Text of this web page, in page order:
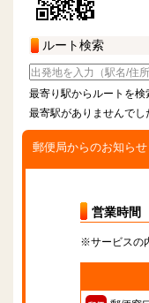
ルート検索
最寄り駅からルートを検
最寄駅がありませんでし
郵便局からのお知らせ
営業時間
※サービスの